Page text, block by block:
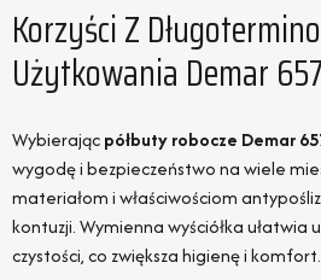
Korzyści Z
Użytkowania Demar
Wybierającpółbuty robocze Demar
wygodę i bezpieczeństwo na wiele
materiałom i właściwościom
kontuzji. Wymienna wyściółka ułatwia
czystości, co zwiększa higienę i komfort.